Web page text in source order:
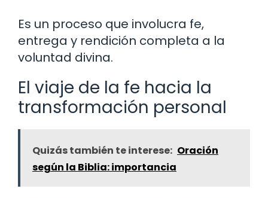
Es un proceso que involucra fe,
entrega y rendición completa a la
voluntad divina.
El viaje de la fe hacia la
transformación personal
Quizás también te interese: Oración
según la Biblia: importancia